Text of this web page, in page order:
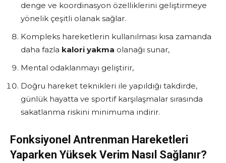
denge ve koordinasyon özelliklerini geliştirmeye
yönelik çeşitli olanak sağlar.
Kompleks hareketlerin kullanılması kısa zamanda
daha fazla kalori yakma olanağı sunar,
Mental odaklanmayı geliştirir,
Doğru hareket teknikleri ile yapıldığı takdirde,
günlük hayatta ve sportif karşılaşmalar sırasında
sakatlanma riskini minimuma indirir.
Fonksiyonel Antrenman Hareketleri
Yaparken Yüksek Verim Nasıl Sağlanır?